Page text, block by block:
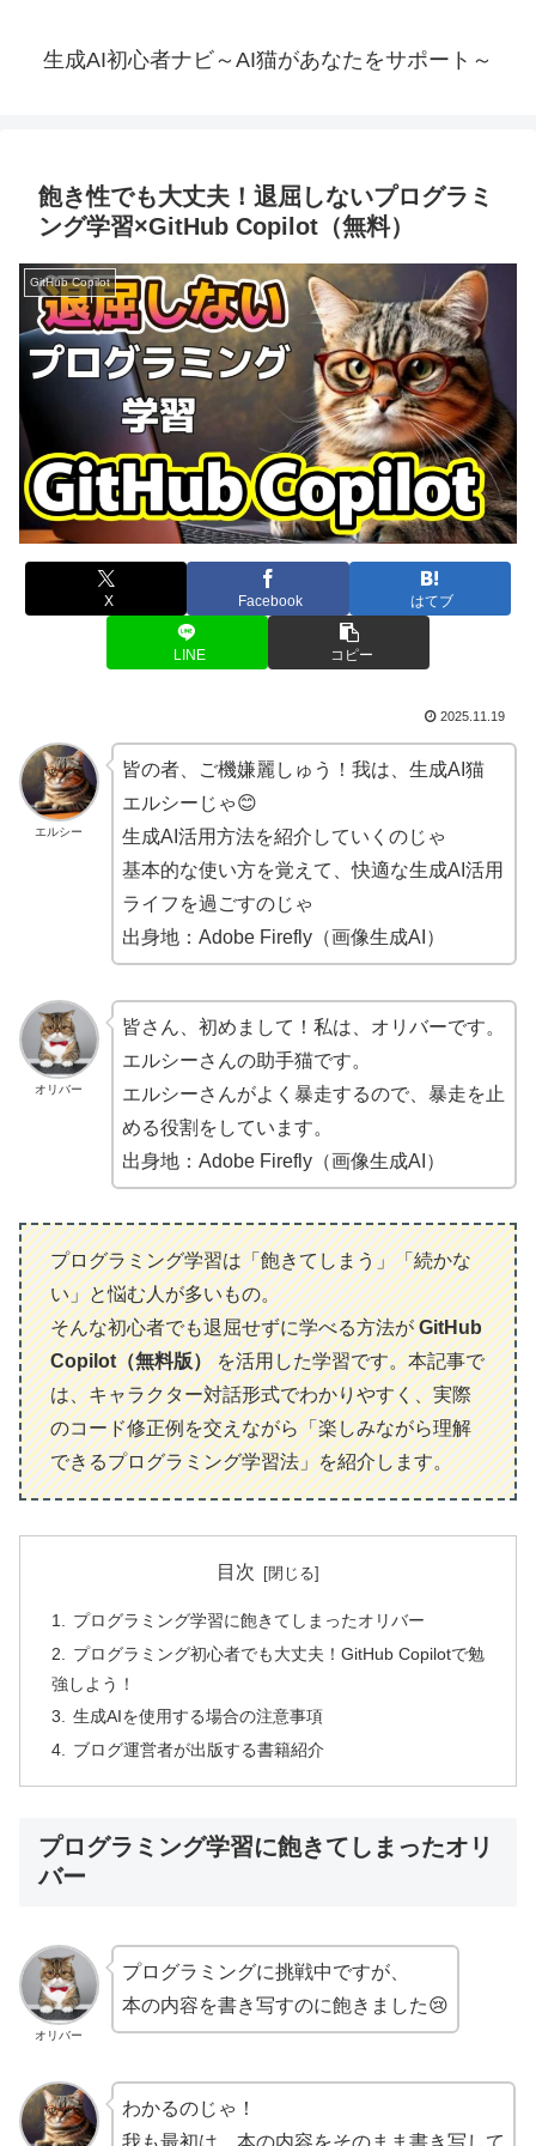
生成AI初心者ナビ～AI猫があなたをサポート～
飽き性でも大丈夫！退屈しないプログラミ
ング学習×GitHub Copilot（無料）
GitHub Copilot
X Facebook はてブ
LINE コピー
2025.11.19
エルシー
皆の者、ご機嫌麗しゅう！我は、生成AI猫
エルシーじゃ😊
生成AI活用方法を紹介していくのじゃ
基本的な使い方を覚えて、快適な生成AI活用
ライフを過ごすのじゃ
出身地：Adobe Firefly（画像生成AI）
オリバー
皆さん、初めまして！私は、オリバーです。
エルシーさんの助手猫です。
エルシーさんがよく暴走するので、暴走を止
める役割をしています。
出身地：Adobe Firefly（画像生成AI）
プログラミング学習は「飽きてしまう」「続かな
い」と悩む人が多いもの。
そんな初心者でも退屈せずに学べる方法がGitHub
Copilot（無料版）を活用した学習です。本記事で
は、キャラクター対話形式でわかりやすく、実際
のコード修正例を交えながら「楽しみながら理解
できるプログラミング学習法」を紹介します。
目次
プログラミング学習に飽きてしまったオリバー
プログラミング初心者でも大丈夫！GitHub Copilotで勉
強しよう！
生成AIを使用する場合の注意事項
ブログ運営者が出版する書籍紹介
プログラミング学習に飽きてしまったオリ
バー
オリバー
プログラミングに挑戦中ですが、
本の内容を書き写すのに飽きました😢
わかるのじゃ！
我も最初は、本の内容をそのまま書き写して